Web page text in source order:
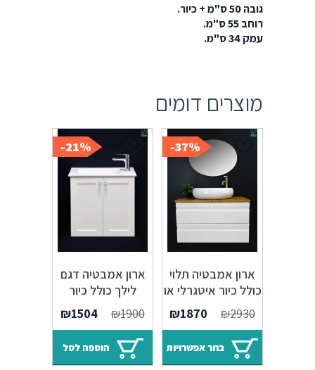
גובה 50 ס"מ + כיור.
רוחב 55 ס"מ.
עמק 34 ס"מ.
מוצרים דומים
37%-
ארון אמבטיה תלוי
כולל כיור איטגרלי או
משטח עץ אלון G
₪2930
₪1870
בחר אפשרויות
21%-
ארון אמבטיה דגם
לילך כולל כיור
איטגרלי או משטח
עץ אלון
₪1900
המחיר
המקורי
היה:
₪1900.
₪1504
הנוכחי
₪1504.
הוספה לסל